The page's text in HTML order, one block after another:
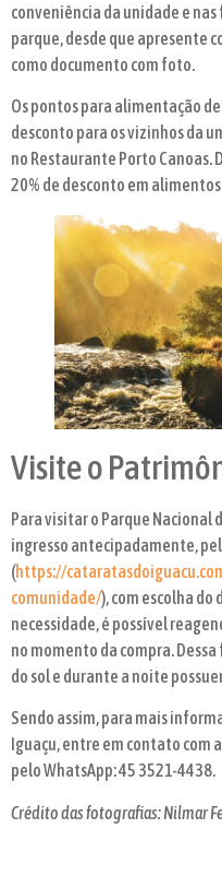
conveniência da unidade e
parque, desde que apresente
como documento com foto.
Os pontos para alimentação
desconto para os vizinhos da
no Restaurante Porto Canoas.
20% de desconto em
Visite o
Para visitar o Parque Nacional
ingresso antecipadamente,
(https://
comunidade/), com escolha do
necessidade, é possível
no momento da compra.
do sol e durante a noite
Sendo assim, para mais
Iguaçu, entre em contato com
pelo WhatsApp: 45 3521-4438.
Crédito das fotografias: Nilmar